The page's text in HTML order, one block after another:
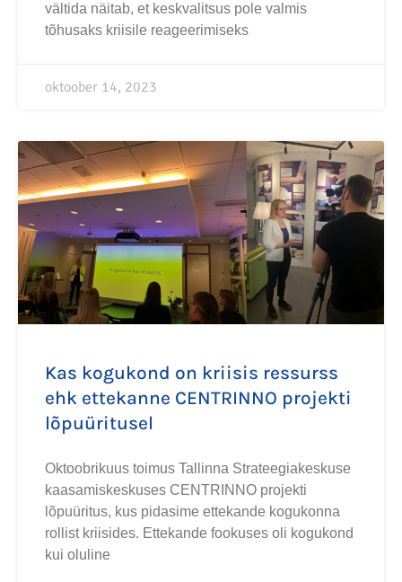
vältida näitab, et keskvalitsus pole valmis
tõhusaks kriisile reageerimiseks
oktoober 14, 2023
Kas kogukond on kriisis ressurss
ehk ettekanne CENTRINNO projekti
lõpuüritusel
Oktoobrikuus toimus Tallinna Strateegiakeskuse
kaasamiskeskuses CENTRINNO projekti
lõpuüritus, kus pidasime ettekande kogukonna
rollist kriisides. Ettekande fookuses oli kogukond
kui oluline